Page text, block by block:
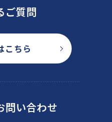
ご質問
こちら
問い合わせ